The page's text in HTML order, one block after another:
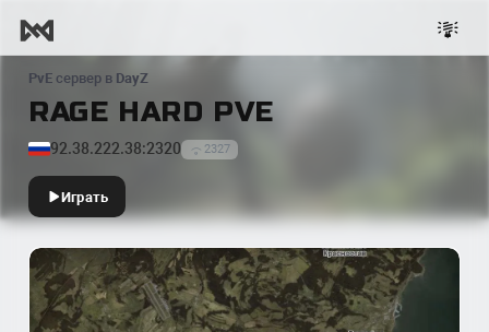
PvE сервер в DayZ
RAGE HARD PVE
92.38.222.38:2320 2327
Играть